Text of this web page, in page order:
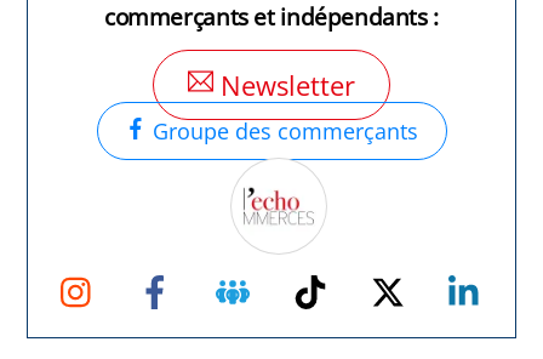
commerçants et indépendants :
Newsletter
Groupe des commerçants
Instagram Facebook Groupe
Facebook
TikTok Twitter